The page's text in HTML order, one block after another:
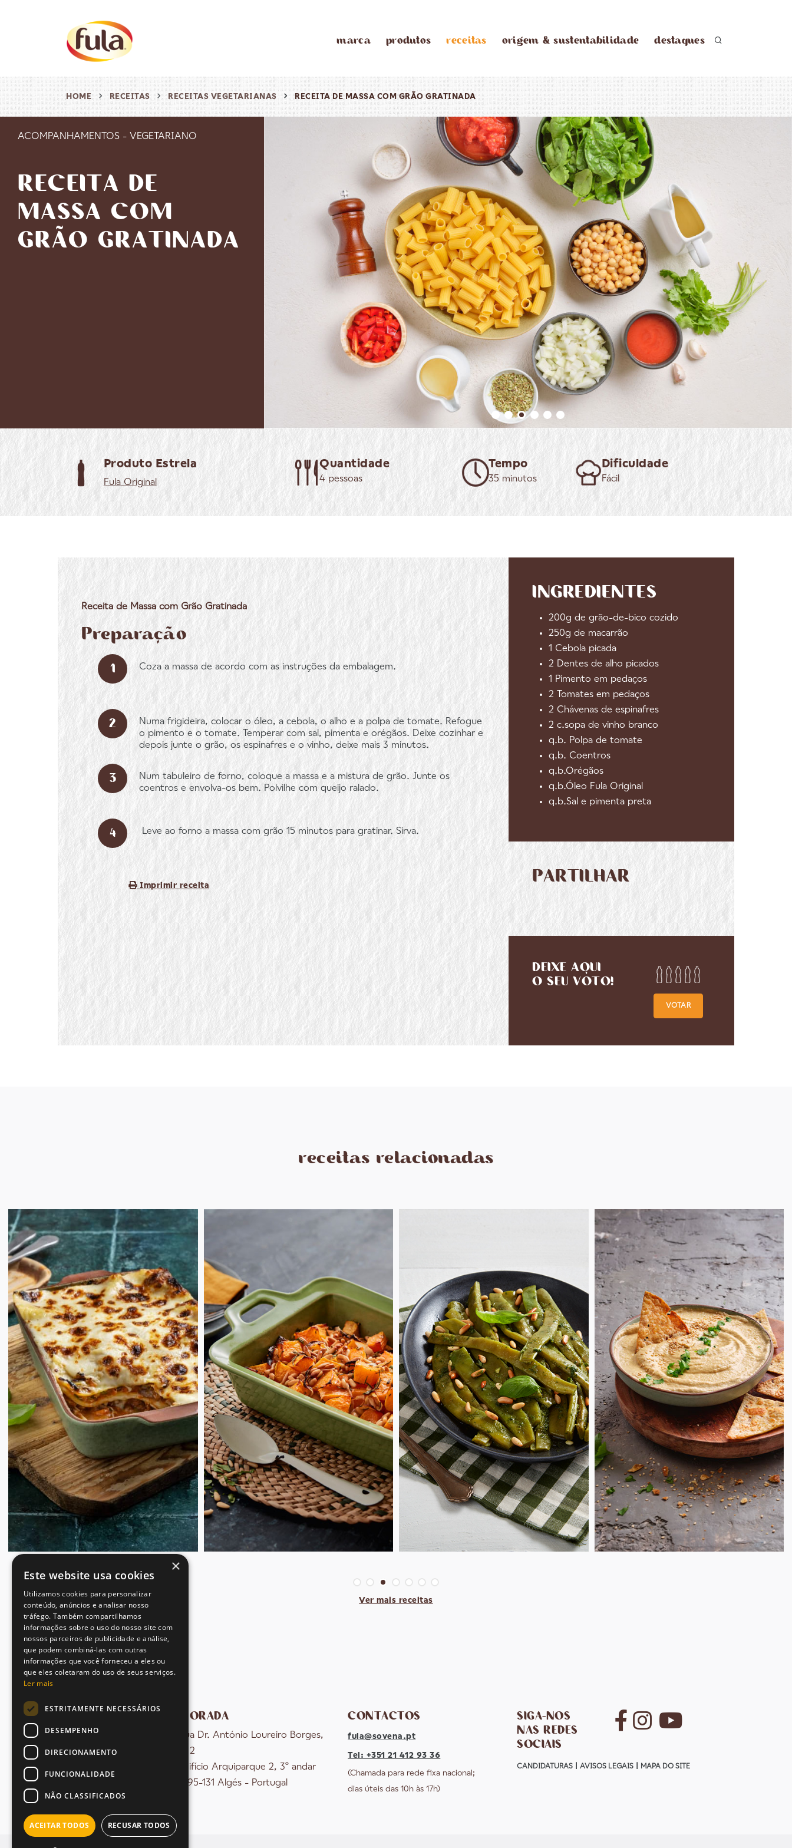
marca produtos receitas origem & sustentabilidade destaques
HOME RECEITAS RECEITAS VEGETARIANAS RECEITA DE MASSA COM GRÃO GRATINADA
ACOMPANHAMENTOS - VEGETARIANO
RECEITA DE
MASSA COM
GRÃO GRATINADA
Produto Estrela
FulaOriginal
Quantidade
4 pessoas
Tempo
35 minutos
Dificuldade
Fácil
Receita de Massa com Grão Gratinada
Preparação
Coza a massa de acordo com as instruções da embalagem.
Numa frigideira, colocar o óleo, a cebola, o alho e a polpa de tomate. Refogue
o pimento e o tomate. Temperar com sal, pimenta e orégãos. Deixe cozinhar e
depois junte o grão, os espinafres e o vinho, deixe mais 3 minutos.
Num tabuleiro de forno, coloque a massa e a mistura de grão. Junte os
coentros e envolva-os bem. Polvilhe com queijo ralado.
Leve ao forno a massa com grão 15 minutos para gratinar. Sirva.
Imprimir receita
INGREDIENTES
200g de grão-de-bico cozido
250g de macarrão
1 Cebola picada
2 Dentes de alho picados
1 Pimento em pedaços
2 Tomates em pedaços
2 Chávenas de espinafres
2 c.sopa de vinho branco
q.b. Polpa de tomate
q.b. Coentros
q.b.Orégãos
q.b.Óleo Fula Original
q.b.Sal e pimenta preta
PARTILHAR
DEIXE AQUI
O SEU VOTO!
VOTAR
receitas relacionadas
Ver mais receitas
MORADA
Rua Dr. António Loureiro Borges,
nº 2
Edifício Arquiparque 2, 3º andar
1495-131 Algés - Portugal
CONTACTOS
fula@sovena.pt
Tel: +351 21 412 93 36
(Chamada para rede fixa nacional;
dias úteis das 10h às 17h)
SIGA-NOS
NAS REDES
SOCIAIS
CANDIDATURAS AVISOS LEGAIS MAPA DO SITE
×
Este website usa cookies
Utilizamos cookies para personalizar
conteúdo, anúncios e analisar nosso
tráfego. Também compartilhamos
informações sobre o uso do nosso site com
nossos parceiros de publicidade e análise,
que podem combiná-las com outras
informações que você forneceu a eles ou
que eles coletaram do uso de seus serviços.
Ler mais
ESTRITAMENTE NECESSÁRIOS
DESEMPENHO
DIRECIONAMENTO
FUNCIONALIDADE
NÃO CLASSIFICADOS
ACEITAR TODOS RECUSAR TODOS